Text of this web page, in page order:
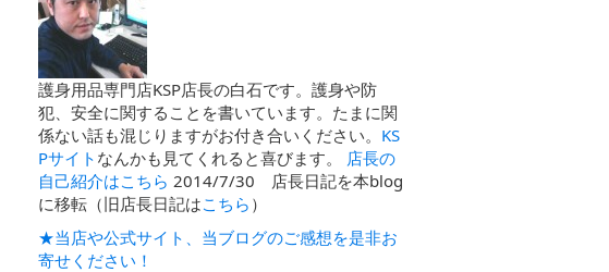
護身用品専門店KSP店長の白石です。護身や防
犯、安全に関することを書いています。たまに関
係ない話も混じりますがお付き合いください。 KS
Pサイト なんかも見てくれると喜びます。 店長の
自己紹介はこちら 2014/7/30 店長日記を本blog
に移転（旧店長日記はこちら ）
★当店や公式サイト、当ブログのご感想を是非お
寄せください！